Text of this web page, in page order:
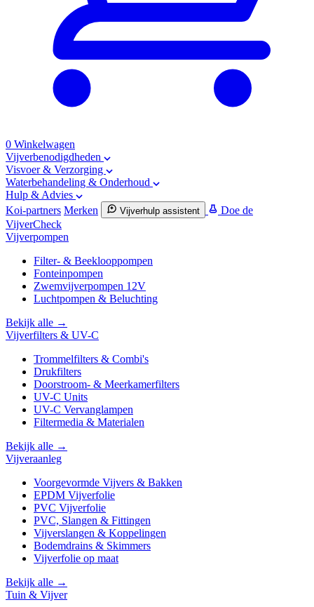
0 Winkelwagen
Vijverbenodigdheden
Visvoer & Verzorging
Waterbehandeling & Onderhoud
Hulp & Advies
Koi-partners Merken Vijverhulp assistent
Doe de
VijverCheck
Vijverpompen
Filter- & Beeklooppompen
Fonteinpompen
Zwemvijverpompen 12V
Luchtpompen & Beluchting
Bekijk alle →
Vijverfilters & UV-C
Trommelfilters & Combi's
Drukfilters
Doorstroom- & Meerkamerfilters
UV-C Units
UV-C Vervanglampen
Filtermedia & Materialen
Bekijk alle →
Vijveraanleg
Voorgevormde Vijvers & Bakken
EPDM Vijverfolie
PVC Vijverfolie
PVC, Slangen & Fittingen
Vijverslangen & Koppelingen
Bodemdrains & Skimmers
Vijverfolie op maat
Bekijk alle →
Tuin & Vijver